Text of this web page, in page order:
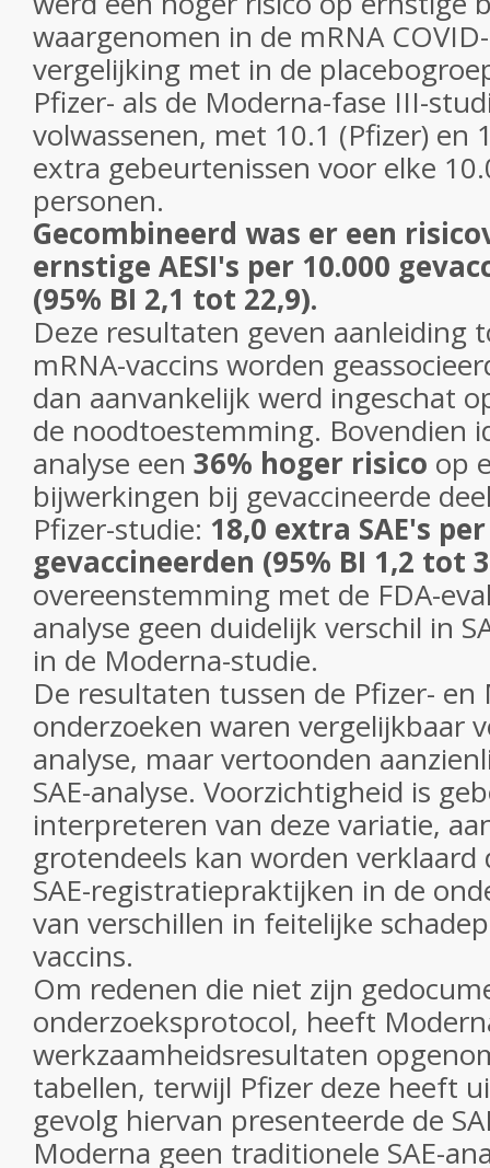
waargenomen in de mRNA
vergelijking met in de
Pfizer- als de Moderna-fase III-
volwassenen, met 10.1 (Pfizer) en
extra gebeurtenissen voor elke
personen.
Gecombineerd was er een
ernstige AESI's per 10.000
(95% BI 2,1 tot 22,9).
Deze resultaten geven aanleiding
mRNA-vaccins worden
dan aanvankelijk werd ingeschat
de noodtoestemming. Bovendien
analyse een 36% hoger risico op
bijwerkingen bij gevaccineerde
Pfizer-studie: 18,0 extra SAE's
gevaccineerden (95% BI 1,2 tot
overeenstemming met de FDA-
analyse geen duidelijk verschil in
in de Moderna-studie.
De resultaten tussen de Pfizer- en
onderzoeken waren vergelijkbaar
analyse, maar vertoonden
SAE-analyse. Voorzichtigheid is
interpreteren van deze variatie,
grotendeels kan worden verklaard
SAE-registratiepraktijken in de
van verschillen in feitelijke
vaccins.
Om redenen die niet zijn
onderzoeksprotocol, heeft
werkzaamheidsresultaten
tabellen, terwijl Pfizer deze heeft
gevolg hiervan presenteerde de
Moderna geen traditionele SAE-